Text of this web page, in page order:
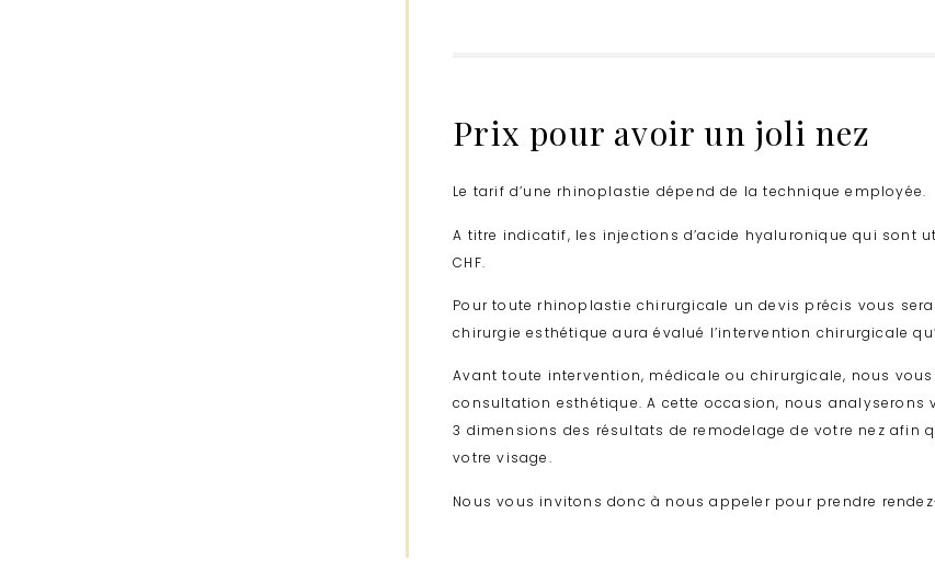
Prix pour avoir un joli nez
Le tarif d’une rhinoplastie dépend de la technique employée.
A titre indicatif, les injections d’acide hyaluronique qui sont
CHF.
Pour toute rhinoplastie chirurgicale un devis précis vous
chirurgie esthétique aura évalué l’intervention chirurgicale
Avant toute intervention, médicale ou chirurgicale, nous
consultation esthétique. A cette occasion, nous
3 dimensions des résultats de remodelage de votre nez afin
votre visage.
Nous vous invitons donc à nous appeler pour prendre